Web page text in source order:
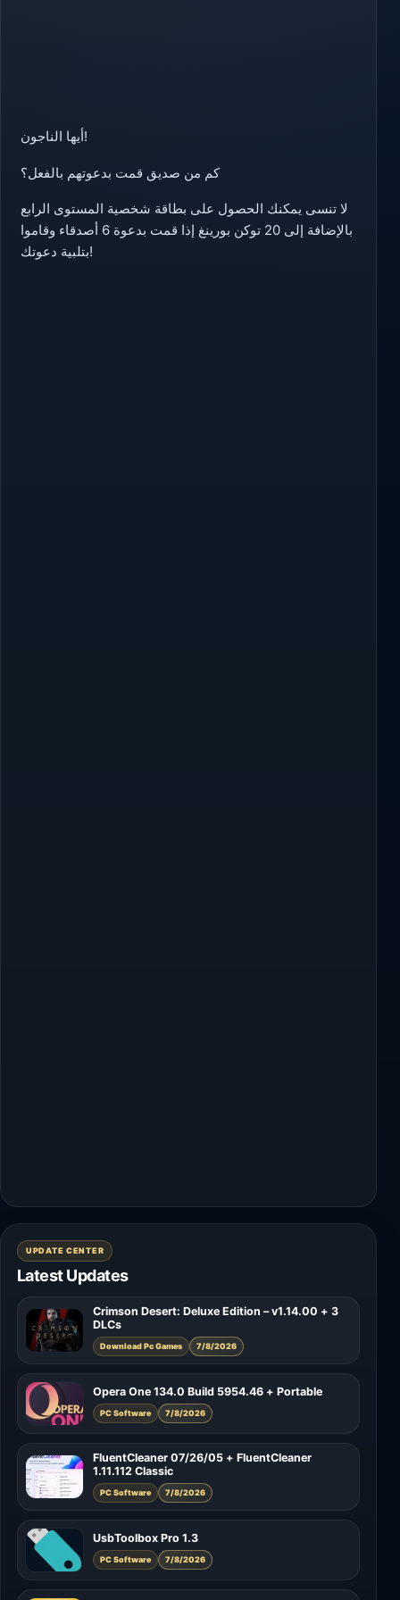
أيها الناجون!
كم من صديق قمت بدعوتهم بالفعل؟
لا تنسى يمكنك الحصول على بطاقة شخصية المستوى الرابع
بالإضافة إلى 20 توكن بورينغ إذا قمت بدعوة 6 أصدقاء وقاموا
بتلبية دعوتك!
UPDATE CENTER
Latest Updates
Crimson Desert: Deluxe Edition – v1.14.00 + 3
DLCs
Download Pc Games 7/8/2026
Opera One 134.0 Build 5954.46 + Portable
PC Software 7/8/2026
FluentCleaner 07/26/05 + FluentCleaner
1.11.112 Classic
PC Software 7/8/2026
UsbToolbox Pro 1.3
PC Software 7/8/2026